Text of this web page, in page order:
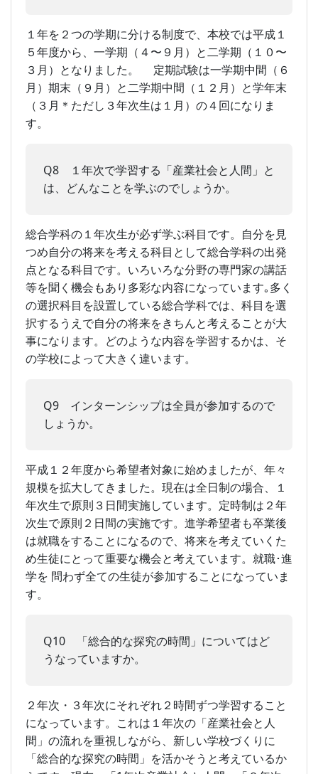
１年を２つの学期に分ける制度で、本校では平成１
５年度から、一学期（４〜９月）と二学期（１０〜
３月）となりました。 定期試験は一学期中間（６
月）期末（９月）と二学期中間（１２月）と学年末
（３月＊ただし３年次生は１月）の４回になりま
す。
Q8 １年次で学習する「産業社会と人間」と
は、どんなことを学ぶのでしょうか。
総合学科の１年次生が必ず学ぶ科目です。自分を見
つめ自分の将来を考える科目として総合学科の出発
点となる科目です。いろいろな分野の専門家の講話
等を聞く機会もあり多彩な内容になっています｡多く
の選択科目を設置している総合学科では、科目を選
択するうえで自分の将来をきちんと考えることが大
事になります。どのような内容を学習するかは、そ
の学校によって大きく違います。
Q9 インターンシップは全員が参加するので
しょうか。
平成１２年度から希望者対象に始めましたが、年々
規模を拡大してきました。現在は全日制の場合、１
年次生で原則３日間実施しています。定時制は２年
次生で原則２日間の実施です。進学希望者も卒業後
は就職をすることになるので、将来を考えていくた
め生徒にとって重要な機会と考えています。就職･進
学を 問わず全ての生徒が参加することになっていま
す。
Q10 「総合的な探究の時間」についてはど
うなっていますか。
２年次・３年次にそれぞれ２時間ずつ学習すること
になっています。これは１年次の「産業社会と人
間」の流れを重視しながら、新しい学校づくりに
「総合的な探究の時間」を活かそうと考えているか